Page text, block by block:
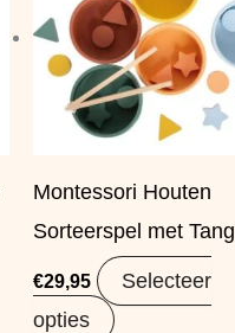
Montessori Houten
Sorteerspel met Tang
€29,95
Selecteer
opties